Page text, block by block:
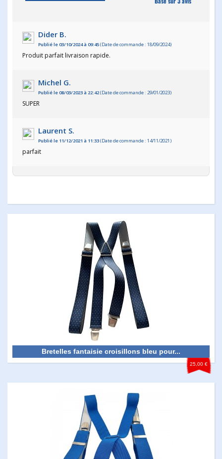
Dider B.
Publié le 03/10/2024 à 09:45(Date de commande : 18/09/2024)
Produit parfait livraison rapide.
Michel G.
Publié le 08/03/2023 à 22:42(Date de commande : 29/01/2023)
SUPER
Laurent S.
Publié le 11/12/2021 à 11:33(Date de commande : 14/11/2021)
parfait
Bretelles fantaisie croisillons bleu pour...
25,00 €